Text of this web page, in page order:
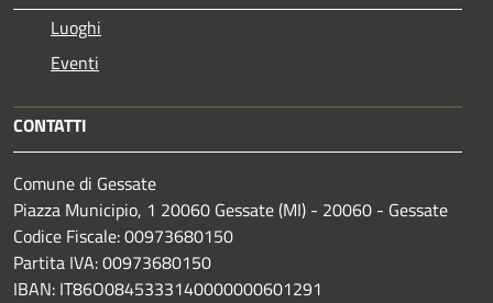
Luoghi
Eventi
CONTATTI
Comune di Gessate
Piazza Municipio, 1 20060 Gessate (MI) - 20060 - Gessate
Codice Fiscale: 00973680150
Partita IVA: 00973680150
IBAN: IT86O0845333140000000601291